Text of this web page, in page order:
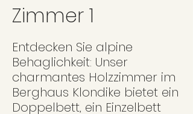
Zimmer 1
Entdecken Sie alpine
Behaglichkeit: Unser
charmantes Holzzimmer im
Berghaus Klondike bietet ein
Doppelbett, ein Einzelbett